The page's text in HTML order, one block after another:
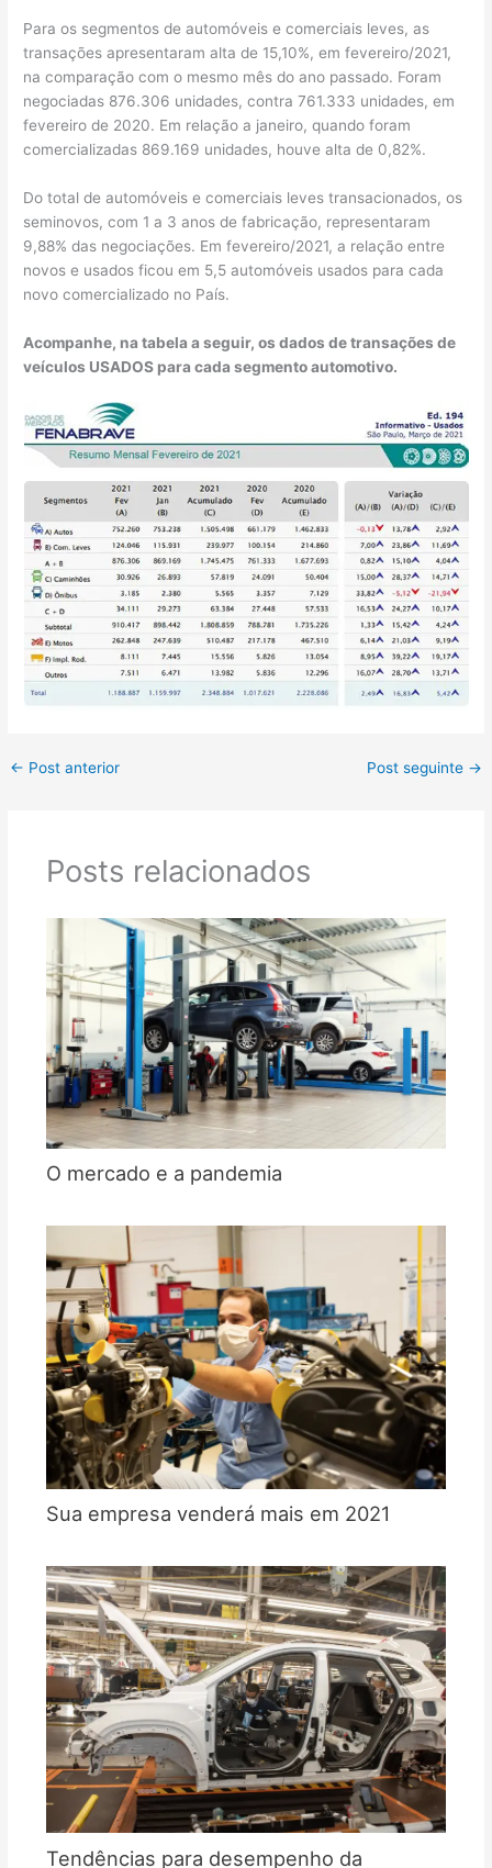
Para os segmentos de automóveis e comerciais leves, as
transações apresentaram alta de 15,10%, em fevereiro/2021,
na comparação com o mesmo mês do ano passado. Foram
negociadas 876.306 unidades, contra 761.333 unidades, em
fevereiro de 2020. Em relação a janeiro, quando foram
comercializadas 869.169 unidades, houve alta de 0,82%.
Do total de automóveis e comerciais leves transacionados, os
seminovos, com 1 a 3 anos de fabricação, representaram
9,88% das negociações. Em fevereiro/2021, a relação entre
novos e usados ficou em 5,5 automóveis usados para cada
novo comercializado no País.
Acompanhe, na tabela a seguir, os dados de transações de
veículos USADOS para cada segmento automotivo.
← Post anterior Post seguinte →
Posts relacionados
O mercado e a pandemia
Sua empresa venderá mais em 2021
Tendências para desempenho da